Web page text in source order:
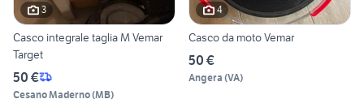
3
Casco integrale taglia M Vemar
Target
50 €
Cesano Maderno(MB)
4
Casco da moto Vemar
50 €
Angera (VA)